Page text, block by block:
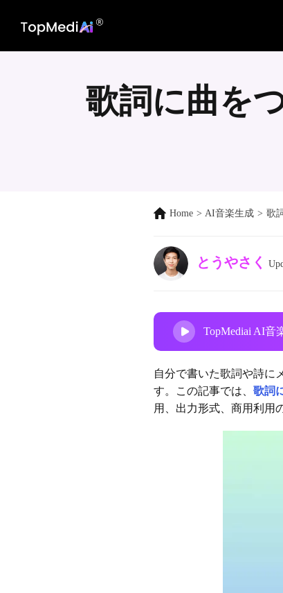
歌詞に曲を
Home > AI音楽生成 > 歌
とうやさく
TopMediai AI音
自分で書いた歌詞や詩に
す。この記事では、 歌詞
用、出力形式、商用利用